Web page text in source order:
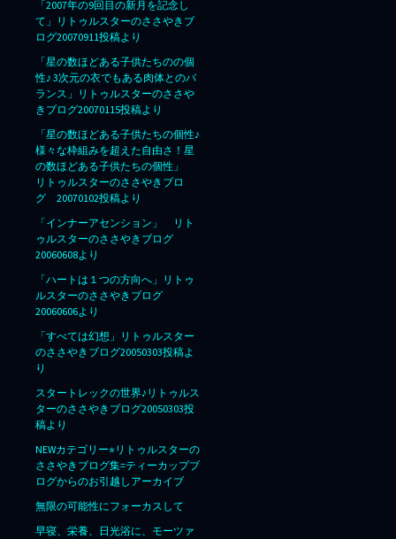
「2007年の9回目の新月を記念し
て」リトゥルスターのささやきブ
ログ20070911投稿より
「星の数ほどある子供たちのの個
性♪ 3次元の衣でもある肉体とのバ
ランス」リトゥルスターのささや
きブログ20070115投稿より
「星の数ほどある子供たちの個性♪
様々な枠組みを超えた自由さ！星
の数ほどある子供たちの個性」
リトゥルスターのささやきブロ
グ 20070102投稿より
「インナーアセンション」 リト
ゥルスターのささやきブログ
20060608より
「ハートは１つの方向へ」リトゥ
ルスターのささやきブログ
20060606より
「すべては幻想」リトゥルスター
のささやきブログ20050303投稿よ
り
スタートレックの世界♪リトゥルス
ターのささやきブログ20050303投
稿より
NEWカテゴリー⭐︎リトゥルスターの
ささやきブログ集=ティーカップブ
ログからのお引越しアーカイブ
無限の可能性にフォーカスして
早寝、栄養、日光浴に、モーツァ